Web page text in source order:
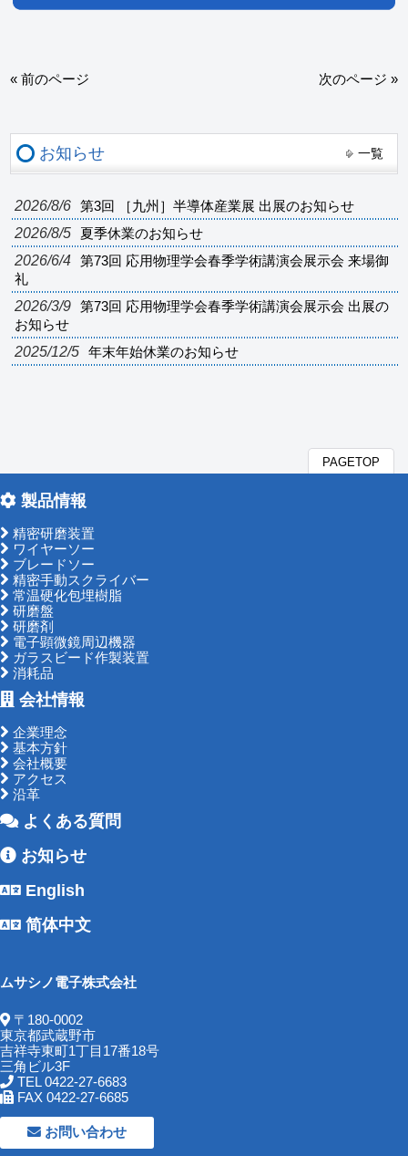
« 前のページ 次のページ »
お知らせ 一覧
2026/8/6 第3回 ［九州］半導体産業展 出展のお知らせ
2026/8/5 夏季休業のお知らせ
2026/6/4
第73回 応用物理学会春季学術講演会展示会 来場御
礼
2026/3/9
第73回 応用物理学会春季学術講演会展示会 出展の
お知らせ
2025/12/5 年末年始休業のお知らせ
PAGETOP
製品情報
精密研磨装置
ワイヤーソー
ブレードソー
精密手動スクライバー
常温硬化包埋樹脂
研磨盤
研磨剤
電子顕微鏡周辺機器
ガラスビード作製装置
消耗品
会社情報
企業理念
基本方針
会社概要
アクセス
沿革
よくある質問
お知らせ
English
简体中文
ムサシノ電子株式会社
〒180-0002
東京都武蔵野市
吉祥寺東町1丁目17番18号
三角ビル3F
TEL 0422-27-6683
FAX 0422-27-6685
お問い合わせ